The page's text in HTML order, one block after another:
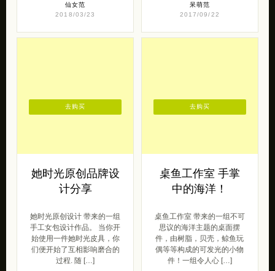
仙女范
2018/03/23
呆萌范
2017/09/22
她时光原创品牌设
计分享
她时光原创设计 带来的一组
手工女包设计作品。 当你开
始使用一件她时光皮具，你
们便开始了互相影响磨合的
过程. 随 […]
去购买
桌鱼工作室 手掌
中的海洋！
桌鱼工作室 带来的一组不可
思议的海洋主题的桌面摆
件，由树脂，贝壳，鲸鱼玩
偶等等构成的可发光的小物
件！一组令人心 […]
去购买